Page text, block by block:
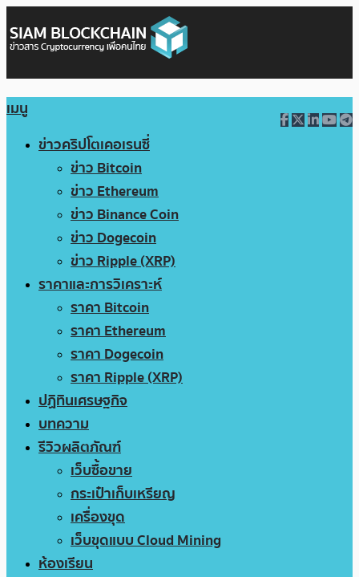
เมนู
ข่าวคริปโตเคอเรนซี่
ข่าว Bitcoin
ข่าว Ethereum
ข่าว Binance Coin
ข่าว Dogecoin
ข่าว Ripple (XRP)
ราคาและการวิเคราะห์
ราคา Bitcoin
ราคา Ethereum
ราคา Dogecoin
ราคา Ripple (XRP)
ปฏิทินเศรษฐกิจ
บทความ
รีวิวผลิตภัณฑ์
เว็บซื้อขาย
กระเป๋าเก็บเหรียญ
เครื่องขุด
เว็บขุดแบบ Cloud Mining
ห้องเรียน